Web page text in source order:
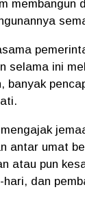
membangun
selama ini
banyak
antar umat
atau pun
hari, dan